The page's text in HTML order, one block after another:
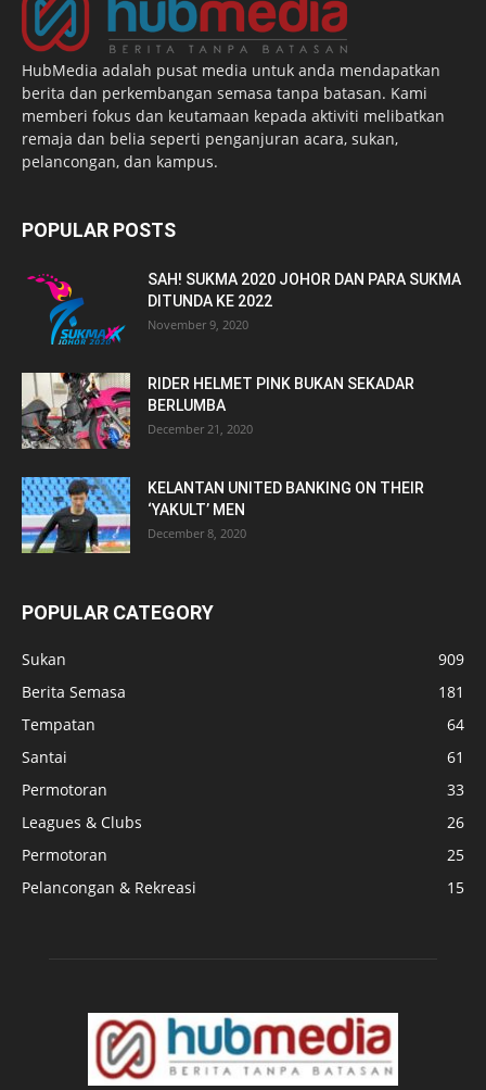
HubMedia adalah pusat media untuk anda mendapatkan
berita dan perkembangan semasa tanpa batasan. Kami
memberi fokus dan keutamaan kepada aktiviti melibatkan
remaja dan belia seperti penganjuran acara, sukan,
pelancongan, dan kampus.
POPULAR POSTS
SAH! SUKMA 2020 JOHOR DAN PARA SUKMA
DITUNDA KE 2022
November 9, 2020
RIDER HELMET PINK BUKAN SEKADAR
BERLUMBA
December 21, 2020
KELANTAN UNITED BANKING ON THEIR
‘YAKULT’ MEN
December 8, 2020
POPULAR CATEGORY
Sukan
909
Berita Semasa
181
Tempatan
64
Santai
61
Permotoran
33
Leagues & Clubs
26
Permotoran
25
Pelancongan & Rekreasi
15